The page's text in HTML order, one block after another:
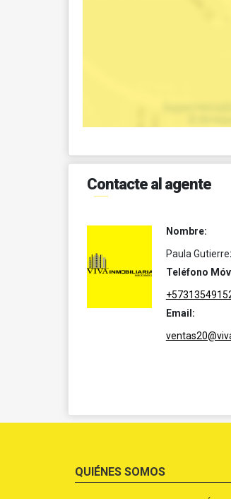
Contacte al agente
Nombre:
Paula
Teléfono
Email:
QUIÉNES SOMOS